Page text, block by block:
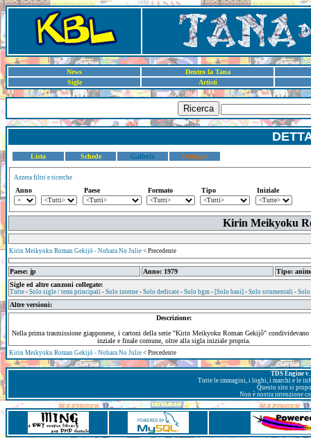
News
Dentro la Tana
Sigle
Artisti
Ricerca
Lista Schede Galleria Dettaglio
Azzera filtri e ricerche
Anno Paese Formato Tipo Iniziale
Kirin Meikyoku
Kirin Meikyoku Roman Gekijō - Nobara No Julie < Precedente
Paese: jp Anno: 1979
Tipo:
Sigle ed altre canzoni collegate:
Tutte - Solo sigle / temi principali - Solo interne - Solo dedicate - Solo bgm - [Solo basi] - Solo strumentali - Solo
Altre versioni:
Descrizione:
Nella prima trasmissione giapponese, i cartoni della serie "Kirin Meikyoku Roman Gekijô" condividevano
inziale e finale comune, oltre alla sigla iniziale propria.
Kirin Meikyoku Roman Gekijō - Nobara No Julie < Precedente
TDS Engine
Tutte le immagini, i loghi, i marchi e le
Questo sito si
Non è nostra intenzione